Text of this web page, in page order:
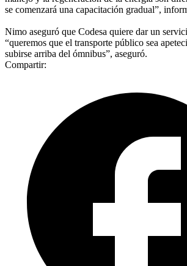
se comenzará una capacitación gradual”,
Nimo aseguró que Codesa quiere dar un
“queremos que el transporte público sea
subirse arriba del ómnibus”, aseguró.
Compartir: